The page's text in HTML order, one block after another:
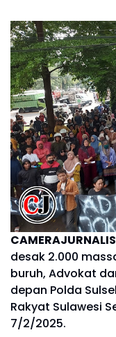
desak 2.000
buruh, Advokat
depan Polda
Rakyat Sulawesi
7/2/2025.